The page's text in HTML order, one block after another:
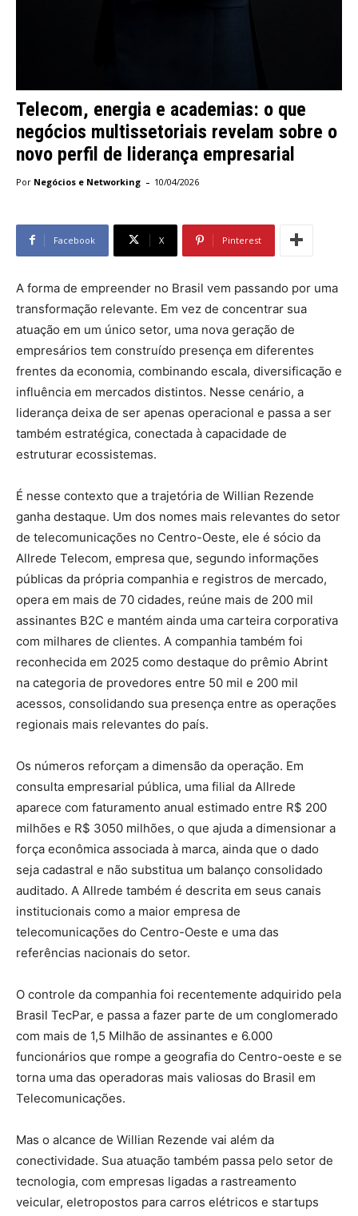
Telecom, energia e academias: o que
negócios multissetoriais revelam sobre o
novo perfil de liderança empresarial
Por Negócios e Networking - 10/04/2026
Facebook X Pinterest
A forma de empreender no Brasil vem passando por uma
transformação relevante. Em vez de concentrar sua
atuação em um único setor, uma nova geração de
empresários tem construído presença em diferentes
frentes da economia, combinando escala, diversificação e
influência em mercados distintos. Nesse cenário, a
liderança deixa de ser apenas operacional e passa a ser
também estratégica, conectada à capacidade de
estruturar ecossistemas.
É nesse contexto que a trajetória de Willian Rezende
ganha destaque. Um dos nomes mais relevantes do setor
de telecomunicações no Centro-Oeste, ele é sócio da
Allrede Telecom, empresa que, segundo informações
públicas da própria companhia e registros de mercado,
opera em mais de 70 cidades, reúne mais de 200 mil
assinantes B2C e mantém ainda uma carteira corporativa
com milhares de clientes. A companhia também foi
reconhecida em 2025 como destaque do prêmio Abrint
na categoria de provedores entre 50 mil e 200 mil
acessos, consolidando sua presença entre as operações
regionais mais relevantes do país.
Os números reforçam a dimensão da operação. Em
consulta empresarial pública, uma filial da Allrede
aparece com faturamento anual estimado entre R$ 200
milhões e R$ 3050 milhões, o que ajuda a dimensionar a
força econômica associada à marca, ainda que o dado
seja cadastral e não substitua um balanço consolidado
auditado. A Allrede também é descrita em seus canais
institucionais como a maior empresa de
telecomunicações do Centro-Oeste e uma das
referências nacionais do setor.
O controle da companhia foi recentemente adquirido pela
Brasil TecPar, e passa a fazer parte de um conglomerado
com mais de 1,5 Milhão de assinantes e 6.000
funcionários que rompe a geografia do Centro-oeste e se
torna uma das operadoras mais valiosas do Brasil em
Telecomunicações.
Mas o alcance de Willian Rezende vai além da
conectividade. Sua atuação também passa pelo setor de
tecnologia, com empresas ligadas a rastreamento
veicular, eletropostos para carros elétricos e startups